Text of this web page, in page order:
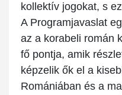
kollektív jogokat, s
A Programjavaslat
az a korabeli román
fő pontja, amik
képzelik ők el a
Romániában és a